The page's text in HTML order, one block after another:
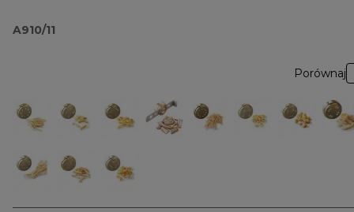
A910/11
Porównaj